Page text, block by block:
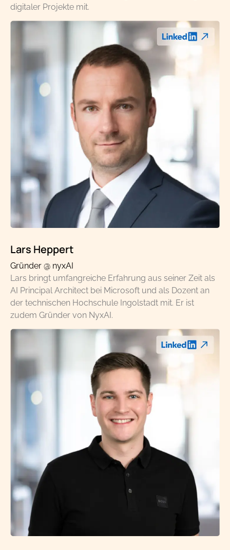
digitaler Projekte mit.
Lars Heppert
Gründer @ nyxAI
Lars bringt umfangreiche Erfahrung aus seiner Zeit als
AI Principal Architect bei Microsoft und als Dozent an
der technischen Hochschule Ingolstadt mit. Er ist
zudem Gründer von NyxAI.